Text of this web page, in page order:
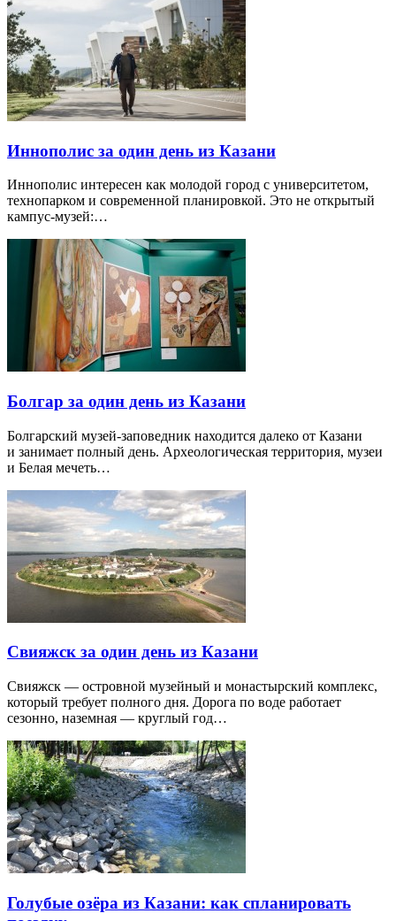
Иннополис за один день из Казани
Иннополис интересен как молодой город с университетом,
технопарком и современной планировкой. Это не открытый
кампус-музей:…
Болгар за один день из Казани
Болгарский музей-заповедник находится далеко от Казани
и занимает полный день. Археологическая территория, музеи
и Белая мечеть…
Свияжск за один день из Казани
Свияжск — островной музейный и монастырский комплекс,
который требует полного дня. Дорога по воде работает
сезонно, наземная — круглый год…
Голубые озёра из Казани: как спланировать